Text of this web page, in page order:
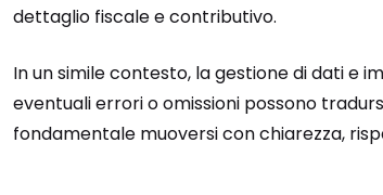
dettaglio fiscale e contributivo.
In un simile contesto, la gestione di dati e
eventuali errori o omissioni possono
fondamentale muoversi con chiarezza,